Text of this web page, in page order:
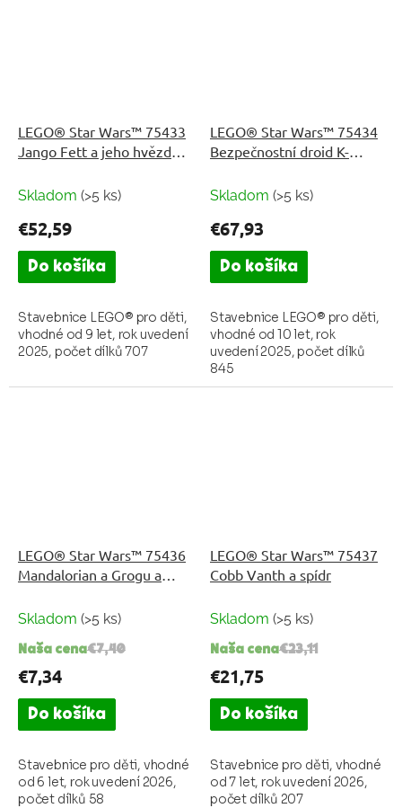
LEGO® Star Wars™ 75433
Jango Fett a jeho hvězdná
Skladom (>5 ks)
€52,59
Do košíka
Stavebnice LEGO® pro děti,
vhodné od 9 let, rok uvedení
2025, počet dílků 707
LEGO® Star Wars™ 75434
Bezpečnostní droid K-
Skladom (>5 ks)
€67,93
Do košíka
Stavebnice LEGO® pro děti,
vhodné od 10 let, rok
uvedení 2025, počet dílků
845
LEGO® Star Wars™ 75436
Mandalorian a Grogu a
Skladom (>5 ks)
€7,40
Naša cena
€7,34
Do košíka
Stavebnice pro děti, vhodné
od 6 let, rok uvedení 2026,
počet dílků 58
LEGO® Star Wars™ 75437
Cobb Vanth a spídr
Skladom (>5 ks)
€23,11
Naša cena
€21,75
Do košíka
Stavebnice pro děti, vhodné
od 7 let, rok uvedení 2026,
počet dílků 207